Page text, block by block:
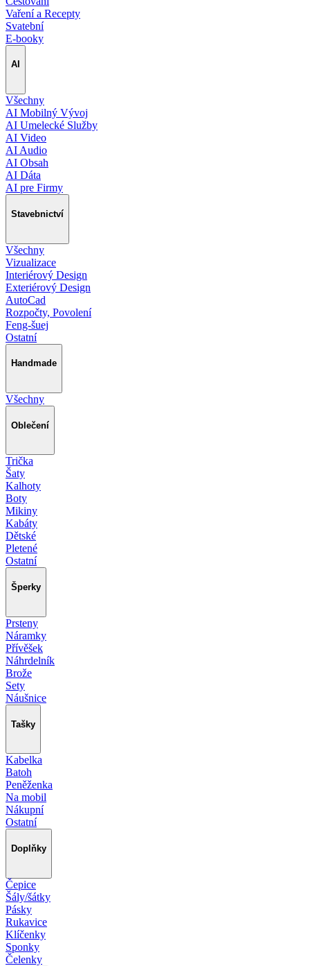
Vaření a Recepty
Svatební
E-booky
AI
Všechny
AI Mobilný Vývoj
AI Umelecké Služby
AI Video
AI Audio
AI Obsah
AI Dáta
AI pre Firmy
Stavebnictví
Všechny
Vizualizace
Interiérový Design
Exteriérový Design
AutoCad
Rozpočty, Povolení
Feng-šuej
Ostatní
Handmade
Všechny
Oblečení
Trička
Šaty
Kalhoty
Boty
Mikiny
Kabáty
Dětské
Pletené
Ostatní
Šperky
Prsteny
Náramky
Přívěšek
Náhrdelník
Brože
Sety
Náušnice
Tašky
Kabelka
Batoh
Peněženka
Na mobil
Nákupní
Ostatní
Doplňky
Čepice
Šály/šátky
Pásky
Rukavice
Klíčenky
Sponky
Čelenky